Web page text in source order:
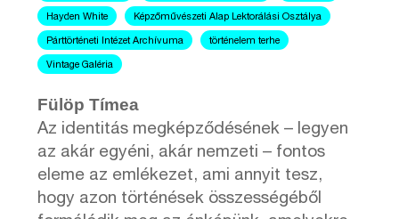
Hayden White Képzőművészeti Alap Lektorálási Osztálya
Párttörténeti Intézet Archívuma történelem terhe
Vintage Galéria
Fülöp Tímea
Az identitás megképződésének – legyen
az akár egyéni, akár nemzeti – fontos
eleme az emlékezet, ami annyit tesz,
hogy azon történések összességéből